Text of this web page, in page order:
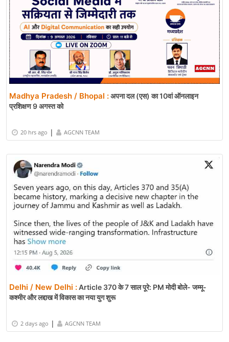
Madhya Pradesh / Bhopal :अपना दल (एस) का 10वां ऑनलाइन
प्रशिक्षण 9 अगस्त को
20 hrs ago | AGCNN TEAM
Delhi / New Delhi :Article 370 के 7 साल पूरे: PM मोदी बोले- जम्मू-
कश्मीर और लद्दाख में विकास का नया युग शुरू
2 days ago | AGCNN TEAM